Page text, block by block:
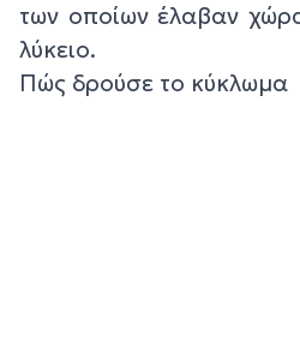
των οποίων έλαβαν
λύκειο.
Πώς δρούσε το κύκλωμα